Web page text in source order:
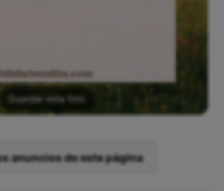
Guardar esta foto
anuncios de esta página